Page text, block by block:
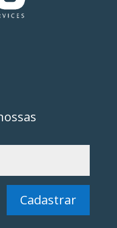
Cadastrar